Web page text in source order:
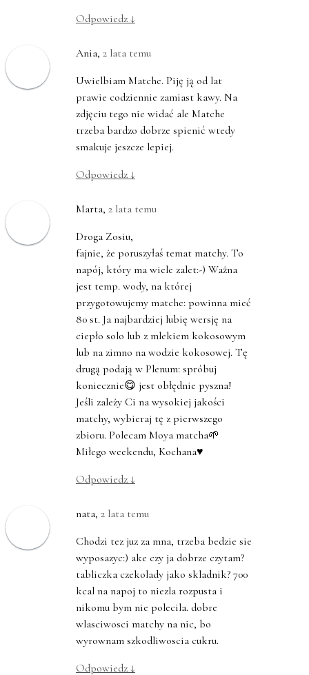
Odpowiedz ↓
Ania, 2 lata temu
Uwielbiam Matche. Piję ją od lat
prawie codziennie zamiast kawy. Na
zdjęciu tego nie widać ale Matche
trzeba bardzo dobrze spienić wtedy
smakuje jeszcze lepiej.
Odpowiedz ↓
Marta, 2 lata temu
Droga Zosiu,
fajnie, że poruszyłaś temat matchy. To
napój, który ma wiele zalet:-) Ważna
jest temp. wody, na której
przygotowujemy matche: powinna mieć
80 st. Ja najbardziej lubię wersję na
ciepło solo lub z mlekiem kokosowym
lub na zimno na wodzie kokosowej. Tę
drugą podają w Plenum: spróbuj
koniecznie😋 jest obłędnie pyszna!
Jeśli zależy Ci na wysokiej jakości
matchy, wybieraj tę z pierwszego
zbioru. Polecam Moya matcha🌱
Miłego weekendu, Kochana♥️
Odpowiedz ↓
nata, 2 lata temu
Chodzi tez juz za mna, trzeba bedzie sie
wyposazyc:) ake czy ja dobrze czytam?
tabliczka czekolady jako skladnik? 700
kcal na napoj to niezla rozpusta i
nikomu bym nie polecila. dobre
wlasciwosci matchy na nic, bo
wyrownam szkodliwoscia cukru.
Odpowiedz ↓